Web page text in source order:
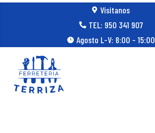
 Visitanos
 TEL: 950 341 907
 Agosto L-V: 8:00 - 15:00